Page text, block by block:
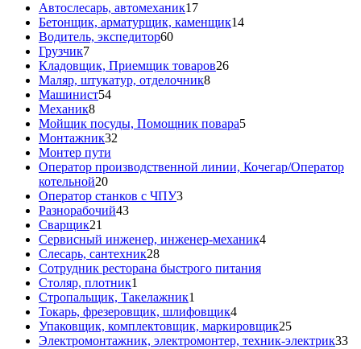
Автослесарь, автомеханик17
Бетонщик, арматурщик, каменщик14
Водитель, экспедитор60
Грузчик7
Кладовщик, Приемщик товаров26
Маляр, штукатур, отделочник8
Машинист54
Механик8
Мойщик посуды, Помощник повара5
Монтажник32
Монтер пути
Оператор производственной линии, Кочегар/Оператор
котельной20
Оператор станков с ЧПУ3
Разнорабочий43
Сварщик21
Сервисный инженер, инженер-механик4
Слесарь, сантехник28
Сотрудник ресторана быстрого питания
Столяр, плотник1
Стропальщик, Такелажник1
Токарь, фрезеровщик, шлифовщик4
Упаковщик, комплектовщик, маркировщик25
Электромонтажник, электромонтер, техник-электрик33